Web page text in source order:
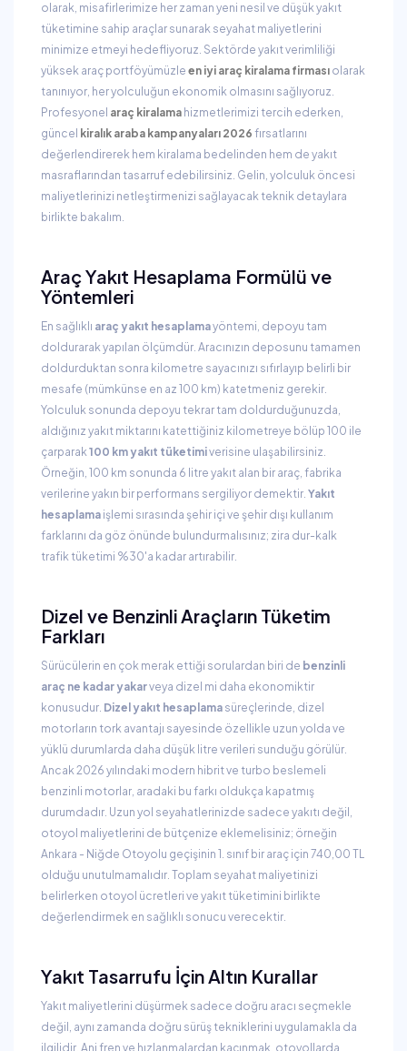
olarak, misafirlerimize her zaman yeni nesil ve düşük yakıt
tüketimine sahip araçlar sunarak seyahat maliyetlerini
minimize etmeyi hedefliyoruz. Sektörde yakıt verimliliği
yüksek araç portföyümüzle en iyi araç kiralama firması olarak
tanınıyor, her yolculuğun ekonomik olmasını sağlıyoruz.
Profesyonel araç kiralama hizmetlerimizi tercih ederken,
güncel kiralık araba kampanyaları 2026 fırsatlarını
değerlendirerek hem kiralama bedelinden hem de yakıt
masraflarından tasarruf edebilirsiniz. Gelin, yolculuk öncesi
maliyetlerinizi netleştirmenizi sağlayacak teknik detaylara
birlikte bakalım.
Araç Yakıt Hesaplama Formülü ve
Yöntemleri
En sağlıklı araç yakıt hesaplamayöntemi, depoyu tam
doldurarak yapılan ölçümdür. Aracınızın deposunu tamamen
doldurduktan sonra kilometre sayacınızı sıfırlayıp belirli bir
mesafe (mümkünse en az 100 km) katetmeniz gerekir.
Yolculuk sonunda depoyu tekrar tam doldurduğunuzda,
aldığınız yakıt miktarını katettiğiniz kilometreye bölüp 100 ile
çarparak100 km yakıt tüketimiverisine ulaşabilirsiniz.
Örneğin, 100 km sonunda 6 litre yakıt alan bir araç, fabrika
verilerine yakın bir performans sergiliyor demektir. Yakıt
hesaplama işlemi sırasında şehir içi ve şehir dışı kullanım
farklarını da göz önünde bulundurmalısınız; zira dur-kalk
trafik tüketimi %30'a kadar artırabilir.
Dizel ve Benzinli Araçların Tüketim
Farkları
Sürücülerin en çok merak ettiği sorulardan biri de benzinli
araç ne kadar yakarveya dizel mi daha ekonomiktir
konusudur. Dizel yakıt hesaplama süreçlerinde, dizel
motorların tork avantajı sayesinde özellikle uzun yolda ve
yüklü durumlarda daha düşük litre verileri sunduğu görülür.
Ancak 2026 yılındaki modern hibrit ve turbo beslemeli
benzinli motorlar, aradaki bu farkı oldukça kapatmış
durumdadır. Uzun yol seyahatlerinizde sadece yakıtı değil,
otoyol maliyetlerini de bütçenize eklemelisiniz; örneğin
Ankara - Niğde Otoyolu geçişinin 1. sınıf bir araç için 740,00 TL
olduğu unutulmamalıdır. Toplam seyahat maliyetinizi
belirlerken otoyol ücretleri ve yakıt tüketimini birlikte
değerlendirmek en sağlıklı sonucu verecektir.
Yakıt Tasarrufu İçin Altın Kurallar
Yakıt maliyetlerini düşürmek sadece doğru aracı seçmekle
değil, aynı zamanda doğru sürüş tekniklerini uygulamakla da
ilgilidir. Ani fren ve hızlanmalardan kaçınmak, otoyollarda